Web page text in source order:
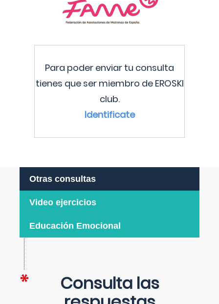
Para poder enviar tu consulta
tienes que ser miembro de EROSKI
club.
Identificate
Otras consultas
Video ejercicios
Educación Emocional
Consulta las